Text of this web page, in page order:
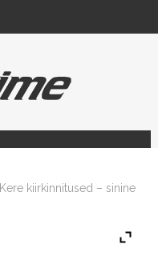
Kere kiirkinnitused – sinine